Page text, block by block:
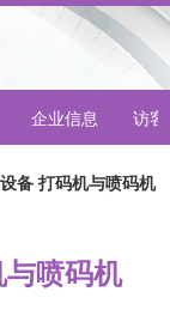
企业信息 访客
设备 打码机与喷码机
喷码机